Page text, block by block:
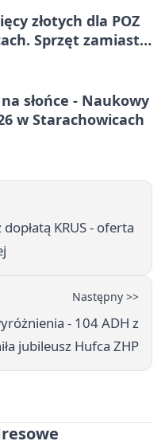
złotych dla POZ
Sprzęt zamiast
słońce - Naukowy
w Starachowicach
KRUS - oferta
Następny >>
- 104 ADH z
jubileusz Hufca ZHP